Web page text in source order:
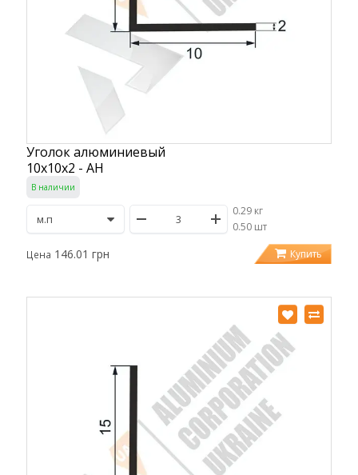
Уголок алюминиевый
10х10х2 - АН
В наличии
0.29 кг
/0.50 шт
Цена 146.01 грн Купить